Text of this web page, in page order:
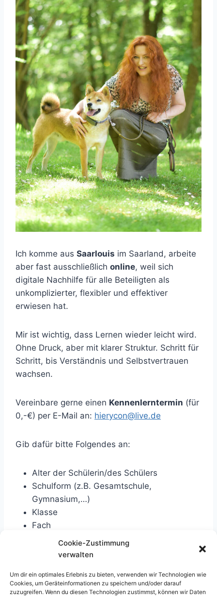
Cookie-Zustimmung
verwalten
Um dir ein optimales Erlebnis zu bieten, verwenden wir Technologien wie
Cookies, um Geräteinformationen zu speichern und/oder darauf
zuzugreifen. Wenn du diesen Technologien zustimmst, können wir Daten
Ich komme aus Saarlouis im Saarland, arbeite
aber fast ausschließlich online, weil sich
digitale Nachhilfe für alle Beteiligten als
unkomplizierter, flexibler und effektiver
erwiesen hat.
Mir ist wichtig, dass Lernen wieder leicht wird.
Ohne Druck, aber mit klarer Struktur. Schritt für
Schritt, bis Verständnis und Selbstvertrauen
wachsen.
Vereinbare gerne einen Kennenlerntermin (für
0,-€) per E-Mail an: hierycon@live.de
Gib dafür bitte Folgendes an:
Alter der Schülerin/des Schülers
Schulform (z.B. Gesamtschule,
Gymnasium,…)
Klasse
Fach